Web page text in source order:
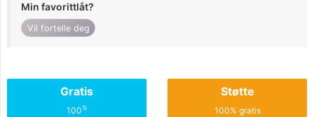
Min favorittlåt?
Vil fortelle deg
Gratis
100%
Støtte
100% gratis